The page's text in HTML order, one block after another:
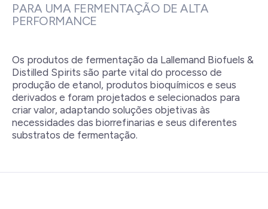
PARA UMA FERMENTAÇÃO DE ALTA
PERFORMANCE
Os produtos de fermentação da Lallemand Biofuels &
Distilled Spirits são parte vital do processo de
produção de etanol, produtos bioquímicos e seus
derivados e foram projetados e selecionados para
criar valor, adaptando soluções objetivas às
necessidades das biorrefinarias e seus diferentes
substratos de fermentação.